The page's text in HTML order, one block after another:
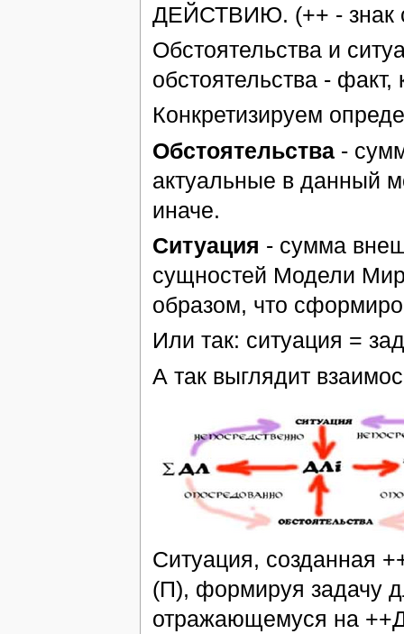
ДЕЙСТВИЮ. (++ - знак
Обстоятельства и
обстоятельства -
Конкретизируем
Обстоятельства-
актуальные в данный
иначе.
Ситуация - сумма
сущностей Модели
образом, что
Или так: ситуация =
А так выглядит
Ситуация, созданная
(П), формируя задачу
отражающемуся на